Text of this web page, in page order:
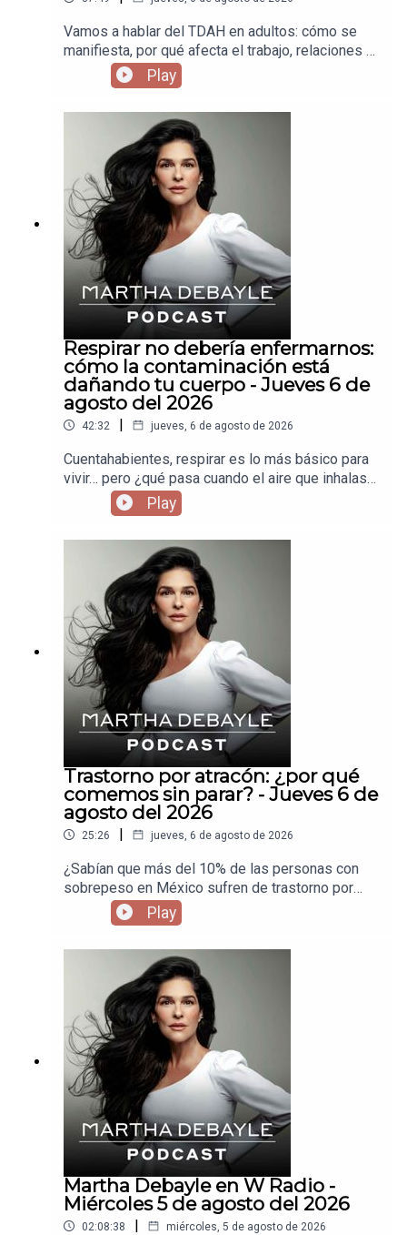
Vamos a hablar del TDAH en adultos: cómo se
manifiesta, por qué afecta el trabajo, relaciones y
autoestima, y qué pasa cuando llevas años
creyendo que eres “desordenado” o “flojo”,
Play
Respirar no debería enfermarnos:
cómo la contaminación está
dañando tu cuerpo - Jueves 6 de
agosto del 2026
42:32 | jueves, 6 de agosto de 2026
Cuentahabientes, respirar es lo más básico para
vivir… pero ¿qué pasa cuando el aire que inhalas
te está enfermando sin que te des cuenta? Hoy
vamos a hablar de cómo la contaminación está
pulmones hasta el cerebro— y por qué esto no es
solo un tema ambiental, es un tema de salud
urgente.
Play
Trastorno por atracón: ¿por qué
comemos sin parar? - Jueves 6 de
agosto del 2026
25:26 | jueves, 6 de agosto de 2026
¿Sabían que más del 10% de las personas con
sobrepeso en México sufren de trastorno por
atracón? Invité a Armando Barriguete para que
nos explique por qué comemos sin parar y cuáles
Play
Martha Debayle en W Radio -
Miércoles 5 de agosto del 2026
02:08:38 | miércoles, 5 de agosto de 2026